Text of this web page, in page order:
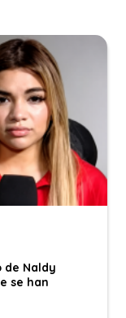
de Naldy
se han